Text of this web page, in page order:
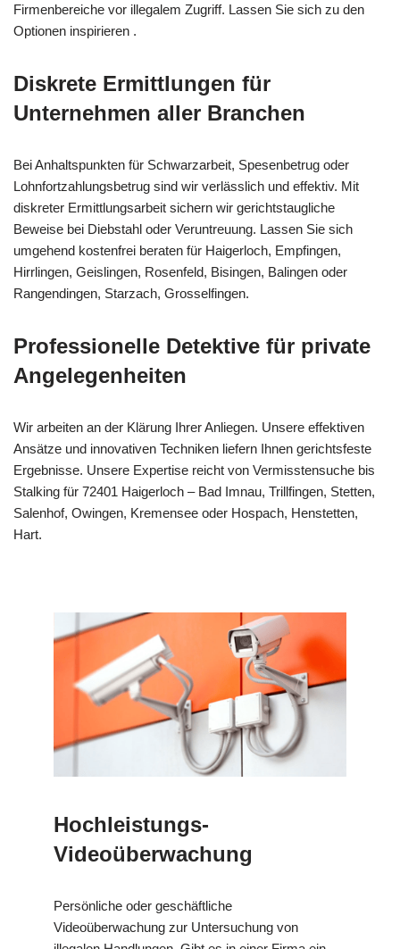
Firmenbereiche vor illegalem Zugriff. Lassen Sie sich zu den
Optionen inspirieren .
Diskrete Ermittlungen für
Unternehmen aller Branchen
Bei Anhaltspunkten für Schwarzarbeit, Spesenbetrug oder
Lohnfortzahlungsbetrug sind wir verlässlich und effektiv. Mit
diskreter Ermittlungsarbeit sichern wir gerichtstaugliche
Beweise bei Diebstahl oder Veruntreuung. Lassen Sie sich
umgehend kostenfrei beraten für Haigerloch, Empfingen,
Hirrlingen, Geislingen, Rosenfeld, Bisingen, Balingen oder
Rangendingen, Starzach, Grosselfingen.
Professionelle Detektive für private
Angelegenheiten
Wir arbeiten an der Klärung Ihrer Anliegen. Unsere effektiven
Ansätze und innovativen Techniken liefern Ihnen gerichtsfeste
Ergebnisse. Unsere Expertise reicht von Vermisstensuche bis
Stalking für 72401 Haigerloch – Bad Imnau, Trillfingen, Stetten,
Salenhof, Owingen, Kremensee oder Hospach, Henstetten,
Hart.
Hochleistungs-
Videoüberwachung
Persönliche oder geschäftliche
Videoüberwachung zur Untersuchung von